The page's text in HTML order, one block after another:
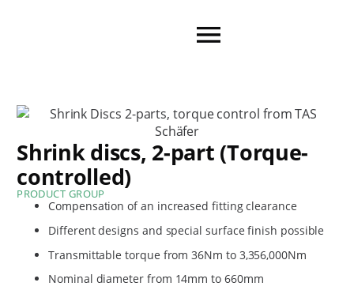
Shrink discs, 2-part (Torque-
controlled)
PRODUCT GROUP
Compensation of an increased fitting clearance
Different designs and special surface finish possible
Transmittable torque from 36Nm to 3,356,000Nm
Nominal diameter from 14mm to 660mm